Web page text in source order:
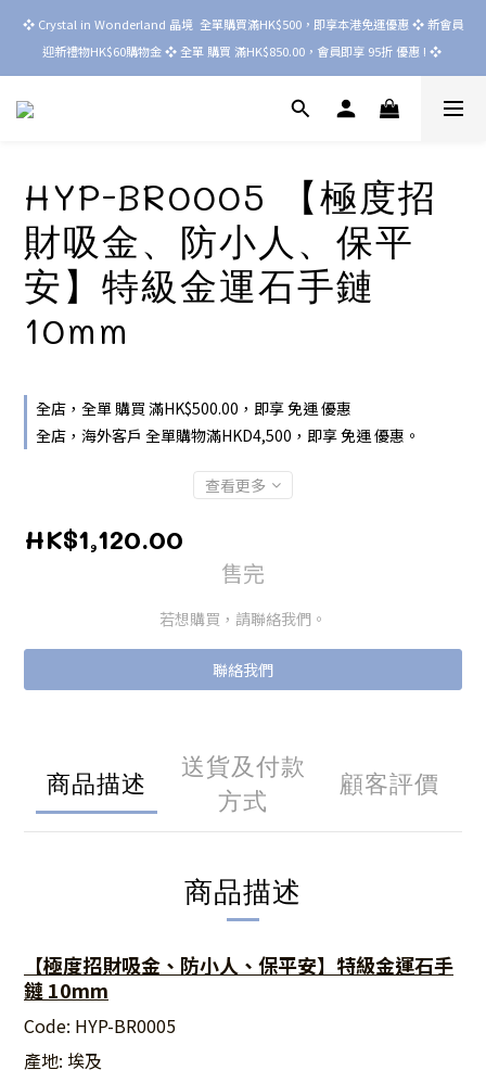
❖ Crystal in Wonderland 晶境  全單購買滿HK$500，即享本港免運優惠 ❖ 新會員
迎新禮物HK$60購物金 ❖ 全單 購買 滿HK$850.00，會員即享 95折 優惠 ! ❖
HYP-BR0005 【極度招
財吸金、防小人、保平
安】特級金運石手鏈
10mm
全店，全單 購買 滿HK$500.00，即享 免運 優惠
全店，海外客戶 全單購物滿HKD4,500，即享 免運 優惠。
查看更多
HK$1,120.00
售完
若想購買，請聯絡我們。
聯絡我們
商品描述
送貨及付款
方式
顧客評價
商品描述
【極度招財吸金、防小人、保平安】特級金運石手
鏈 10mm
Code: HYP-BR0005
產地: 埃及